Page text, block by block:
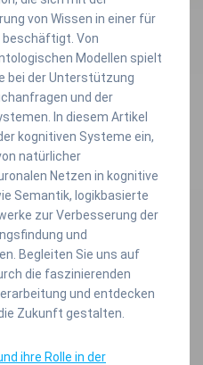
von Wissen in einer für
beschäftigt. Von
Modellen spielt
bei der Unterstützung
und der
In diesem Artikel
kognitiven Systeme ein,
natürlicher
Netzen in kognitive
Semantik, logikbasierte
zur Verbesserung der
und
Begleiten Sie uns auf
die faszinierenden
und entdecken
Zukunft gestalten.
ihre Rolle in der